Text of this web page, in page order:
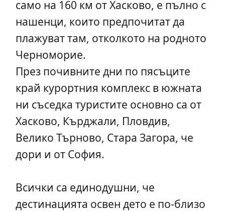
само на 160 км от Хасково, е пълно с
нашенци, които предпочитат да
плажуват там, отколкото на родното
Черноморие.
През почивните дни по пясъците
край курортния комплекс в южната
ни съседка туристите основно са от
Хасково, Кърджали, Пловдив,
Велико Търново, Стара Загора, че
дори и от София.
Всички са единодушни, че
дестинацията освен дето е по-близо